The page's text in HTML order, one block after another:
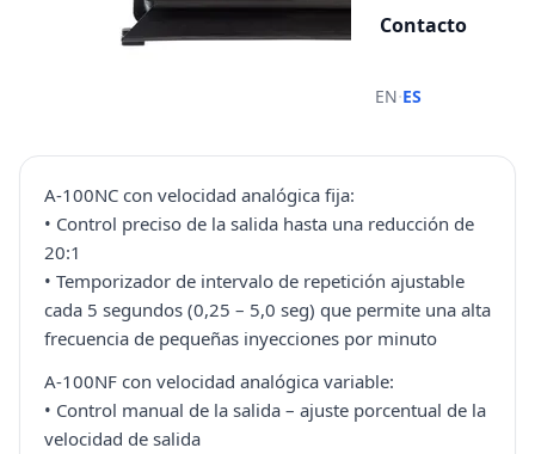
Contacto
EN·ES
A-100NC con velocidad analógica fija:
• Control preciso de la salida hasta una reducción de
20:1
• Temporizador de intervalo de repetición ajustable
cada 5 segundos (0,25 – 5,0 seg) que permite una alta
frecuencia de pequeñas inyecciones por minuto
A-100NF con velocidad analógica variable:
• Control manual de la salida – ajuste porcentual de la
velocidad de salida